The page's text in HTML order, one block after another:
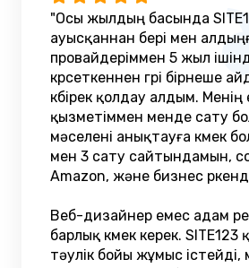
"Осы жылдың басында
ауысқаннан бері мен
провайдеріммен 5 жыл
көрсеткеннен гөрі бірнеше
көбірек қолдау алдым. Менің
қызметіммен менде сату
мәселені анықтауға көмек
мен 3 сату сайтындамын,
Amazon, және бизнес
Веб-дизайнер емес адам
барлық көмек керек.
тәулік бойы жұмыс істейді,